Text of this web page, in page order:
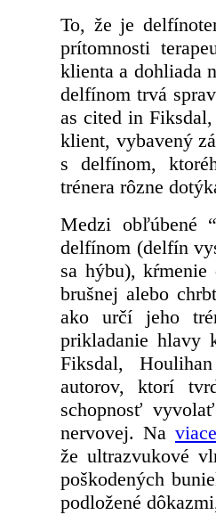
To, že je
prítomnosti
klienta a dohliada
delfínom trvá
as cited in
klient, vybavený
s delfínom,
trénera rôzne
Medzi obľúbené
delfínom (delfín
sa hýbu),
brušnej alebo
ako určí jeho
prikladanie
Fiksdal,
autorov, ktorí
schopnosť
nervovej. Na
že ultrazvukové
poškodených
podložené